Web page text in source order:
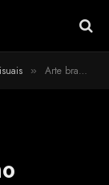
» Arte brasileira no Líbano